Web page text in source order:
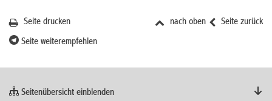
Seite zurück
nach oben
Seite drucken
Seite weiterempfehlen
Seitenübersicht einblenden